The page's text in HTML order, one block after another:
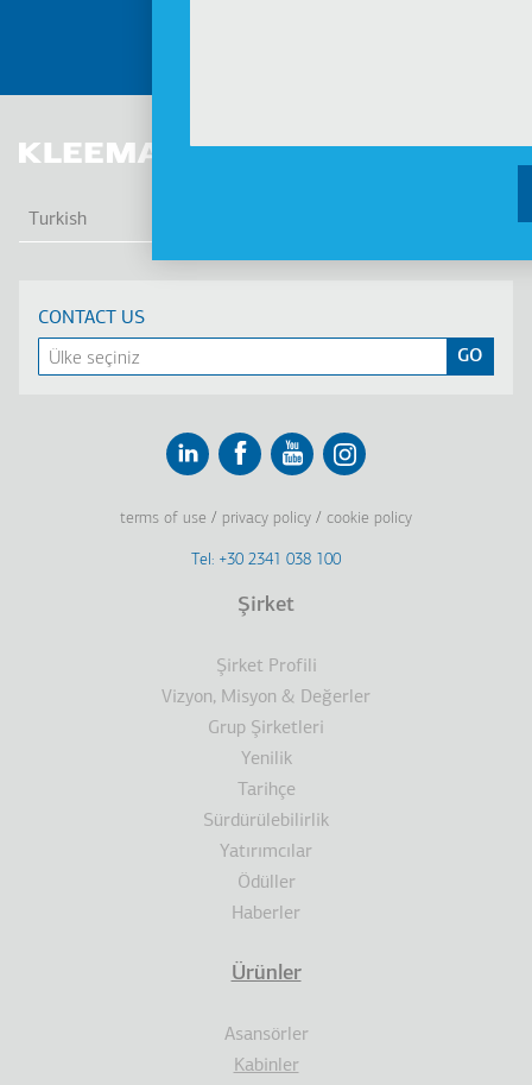
Turkish
CONTACT US
terms of use privacy policy cookie policy
Tel: +30 2341 038 100
Şirket
Şirket Profili
Vizyon, Misyon & Değerler
Grup Şirketleri
Yenilik
Tarihçe
Sürdürülebilirlik
Yatırımcılar
Ödüller
Haberler
Ürünler
Asansörler
Kabinler